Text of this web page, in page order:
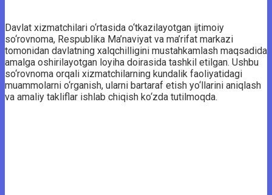
Davlat xizmatchilari o‘rtasida o‘tkazilayotgan ijtimoiy
so‘rovnoma, Respublika Ma’naviyat va ma’rifat markazi
tomonidan davlatning xalqchilligini mustahkamlash maqsadida
amalga oshirilayotgan loyiha doirasida tashkil etilgan. Ushbu
so‘rovnoma orqali xizmatchilarning kundalik faoliyatidagi
muammolarni o‘rganish, ularni bartaraf etish yo‘llarini aniqlash
va amaliy takliflar ishlab chiqish ko‘zda tutilmoqda.